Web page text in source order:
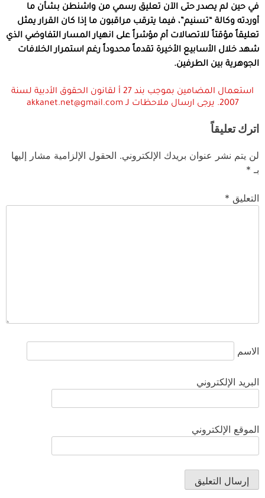
في حين لم يصدر حتى الآن تعليق رسمي من واشنطن بشأن ما
أوردته وكالة “تسنيم”، فيما يترقب مراقبون ما إذا كان القرار يمثل
تعليقاً مؤقتاً للاتصالات أم مؤشراً على انهيار المسار التفاوضي الذي
شهد خلال الأسابيع الأخيرة تقدماً محدوداً رغم استمرار الخلافات
الجوهرية بين الطرفين.
استعمال المضامين بموجب بند 27 أ لقانون الحقوق الأدبية لسنة
2007. يرجى ارسال ملاحظات لـ akkanet.net@gmail.com
اترك تعليقاً
لن يتم نشر عنوان بريدك الإلكتروني. الحقول الإلزامية مشار إليها
بـ *
التعليق *
الاسم
البريد الإلكتروني
الموقع الإلكتروني